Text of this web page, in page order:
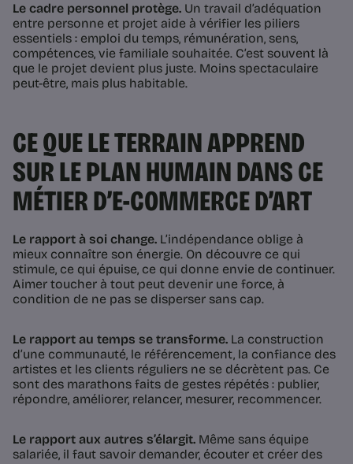
Le cadre personnel protège. Un travail d’adéquation
entre personne et projet aide à vérifier les piliers
essentiels : emploi du temps, rémunération, sens,
compétences, vie familiale souhaitée. C’est souvent là
que le projet devient plus juste. Moins spectaculaire
peut-être, mais plus habitable.
CE QUE LE TERRAIN APPREND
SUR LE PLAN HUMAIN DANS CE
MÉTIER D’E-COMMERCE D’ART
Le rapport à soi change. L’indépendance oblige à
mieux connaître son énergie. On découvre ce qui
stimule, ce qui épuise, ce qui donne envie de continuer.
Aimer toucher à tout peut devenir une force, à
condition de ne pas se disperser sans cap.
Le rapport au temps se transforme. La construction
d’une communauté, le référencement, la confiance des
artistes et les clients réguliers ne se décrètent pas. Ce
sont des marathons faits de gestes répétés : publier,
répondre, améliorer, relancer, mesurer, recommencer.
Le rapport aux autres s’élargit. Même sans équipe
salariée, il faut savoir demander, écouter et créer des